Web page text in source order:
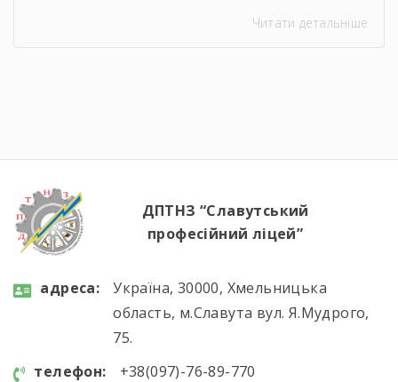
Кондитер». За кожною стравою, кожним
Вітаємо майбутніх кухарів і кондитерів із […]
Читати детальніше
ДПТНЗ “Славутський
професійний ліцей”
aдресa:
Україна, 30000, Хмельницька
область, м.Славута вул. Я.Мудрого,
75.
телефон:
+38(097)-76-89-770